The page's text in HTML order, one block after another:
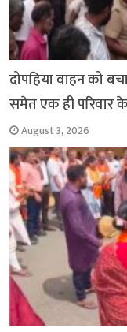
दोपहिया वाहन को
समेत एक ही परिवार
August 3, 2026